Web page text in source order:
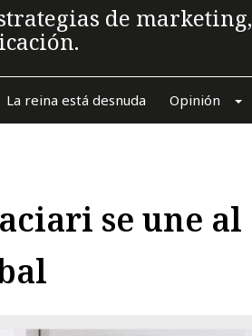
de marketing,
La reina está desnuda Opinión
se une al